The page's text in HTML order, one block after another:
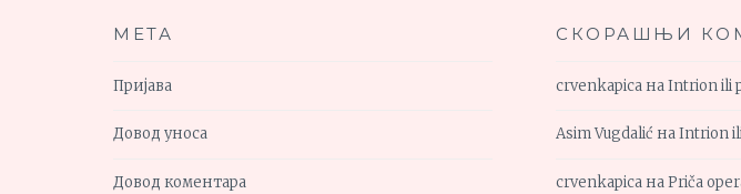
МЕТА
Пријава
Довод уноса
Довод коментара
СКОРАШЊИ
crvenkapica наIntrion ili
Asim Vugdalić наIntrion
crvenkapica наPriča